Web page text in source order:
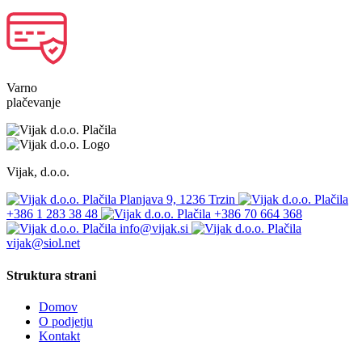
Varno
plačevanje
Vijak, d.o.o.
Planjava 9, 1236 Trzin
+386 1 283 38 48
+386 70 664 368
info@vijak.si
vijak@siol.net
Struktura strani
Domov
O podjetju
Kontakt